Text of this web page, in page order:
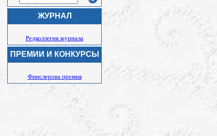
ЖУРНАЛ
Редколлегия журнала
ПРЕМИИ И КОНКУРСЫ
Финслерова премия